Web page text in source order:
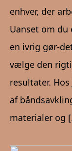
enhver, der
Uanset om
en ivrig gør-
vælge den
resultater.
af
materialer og